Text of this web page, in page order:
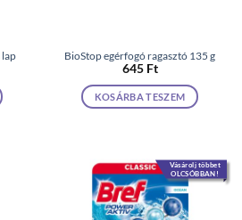
lap BioStop egérfogó ragasztó 135 g
645 Ft
KOSÁRBA TESZEM
Vásárolj többet
OLCSÓBBAN!